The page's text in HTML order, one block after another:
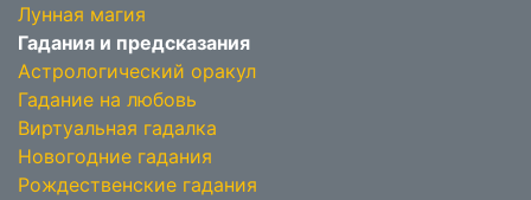
Лунная магия
Гадания и предсказания
Астрологический оракул
Гадание на любовь
Виртуальная гадалка
Новогодние гадания
Рождественские гадания